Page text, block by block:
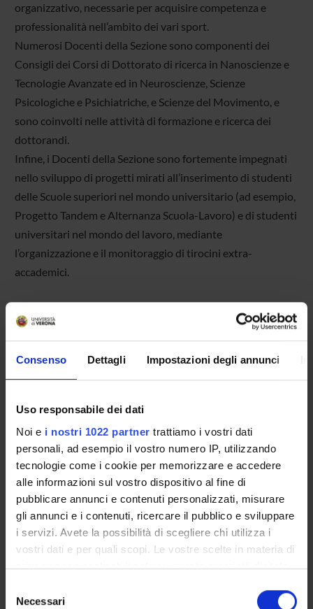
Consenso Dettagli Impostazioni degli annunci
Uso responsabile dei dati
Noi e i nostri 1022 partner trattiamo i vostri dati
personali, ad esempio il vostro numero IP, utilizzando
tecnologie come i cookie per memorizzare e accedere
alle informazioni sul vostro dispositivo al fine di
pubblicare annunci e contenuti personalizzati, misurare
gli annunci e i contenuti, ricercare il pubblico e sviluppare
i servizi. Avete la possibilità di scegliere chi utilizza i
vostri dati e per quali scopi. Le vostre scelte in materia di
privacy sono applicabili solo su questa proprietà digitale
modificare o revocare il proprio consenso in qualsiasi
delNecessari
organizzativo, necessarie per acquisire competenza e
professionalità nell’ambito dei vari sport.
Numerosi Docenti della Sezione sono componenti dei
Consigli dei Corsi di Dottorato di ricerca in Nanoscienze e
Tecnologie Avanzate ed in Neuroscienze, Scienze
Psicologiche e Psichiatriche, e Scienze del Movimento, e
sono coinvolti nelle attività di formazione e ricerca dei
dottorandi.
Infine, i Docenti della Sezione sono fortemente impegnati
nello sviluppo di progetti mirati all’inserimento di studenti
delle Scuole superiori nel mondo universitario (ad esempio,
Progetto Tandem e Alternanza Scuola-Lavoro) e di studenti
universitari nel mondo del lavoro, mediante
l’organizzazione e il monitoraggio di tirocini extra-
accademici.
Responsabile
Andrea Sbarbati
Segreteria
Segreteria della Sezione di Anatomia e Istologia
Sede
Strada Le Grazie, 8 - 37134 Verona
Componenti Progetti
Agnoli Giannino